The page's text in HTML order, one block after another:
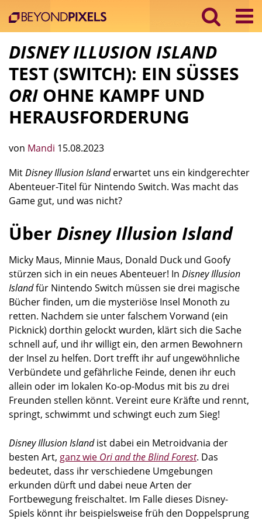
DISNEY ILLUSION ISLAND
TEST (SWITCH): EIN SÜSSES
ORI OHNE KAMPF UND
HERAUSFORDERUNG
von Mandi 15.08.2023
MitDisney Illusion Islanderwartet uns ein kindgerechter
Abenteuer-Titel für Nintendo Switch. Was macht das
Game gut, und was nicht?
Über Disney Illusion Island
Micky Maus, Minnie Maus, Donald Duck und Goofy
stürzen sich in ein neues Abenteuer! In Disney Illusion
Islandfür Nintendo Switch müssen sie drei magische
Bücher finden, um die mysteriöse Insel Monoth zu
retten. Nachdem sie unter falschem Vorwand (ein
Picknick) dorthin gelockt wurden, klärt sich die Sache
schnell auf, und ihr willigt ein, den armen Bewohnern
der Insel zu helfen. Dort trefft ihr auf ungewöhnliche
Verbündete und gefährliche Feinde, denen ihr euch
allein oder im lokalen Ko-op-Modus mit bis zu drei
Freunden stellen könnt. Vereint eure Kräfte und rennt,
springt, schwimmt und schwingt euch zum Sieg!
Disney Illusion Islandist dabei ein Metroidvania der
besten Art, ganz wie Ori and the Blind Forest. Das
bedeutet, dass ihr verschiedene Umgebungen
erkunden dürft und dabei neue Arten der
Fortbewegung freischaltet. Im Falle dieses Disney-
Spiels könnt ihr beispielsweise früh den Doppelsprung